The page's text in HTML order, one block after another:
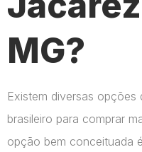
MG?
Existem diversas
brasileiro para comprar
opção bem conceituada